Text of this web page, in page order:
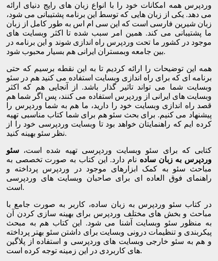
وردپرس همه امکانات خود را با انواع زبان های رایج دنیای ارائه
می دهد. یکی از زبان هایی که توسط این برنامه پشتیبانی می شود،
زبان شیرین فارسی است که این سی ام اس به طور کامل از زبان
ما پشتیبانی می کند. همین امر سبب شده تا اکثر وبسایت های
موجود در کشور ما تحت وردپرس راه اندازی شوند و این برنامه در
بین جامعه وبمستران ایرانی هم بسیار محبوب شود.
همه این توضیحات را ارائه کردیم تا به این نقطه برسیم که حتی
برنامه ای که برای راه اندازی وبسایت استفاده می کنید هم در سئو
وبسایت شما می تواند تاثیر گذار باشد. از آنجایی هم که اکثر
وبسایت های ایرانی از وردپرس استفاده می کنند، پس اگر شما هم
قصد راه اندازی وبسایت خود را دارید، ما هم به شما وردپرس را
پیشنهاد می کنیم. برای بحث سئو هم برای شما کتاب مناسبی تهیه
کرده ایم که راهنمایتان خواهد بود تا وبسایت وردپرسی خود را از
نظر سئو بهینه کنید.
کتابی که برای سئو وبسایت وردپرسی تهیه شده است، سئو
وردپرس به زبان ساده نام دارد. این کتاب به صورت تخصصی به
مباحث سئو به کمک ابزارهای موجود در وردپرس پرداخته و
راهنمای فوق العاده ای برای صاحبان وبسایت های وردپرسی
است.
در کتاب سئو وردپرس به زبان ساده، کاربر به صورت جامع با
مباحث و بخش های مختلف وردپرس برای بهینه سازی کردن آن
به منظور سئو وبسایت آشنا می شود. این کتاب هم به مبحث
پیکربندی و تنظیمات درونی وبسایت برای داشتن سئو بهتر پرداخته
و هم به سئو خارجی وبسایت های وردپرسی و استفاده از پلاگین
های کاربردی در این زمینه توجه کرده است.